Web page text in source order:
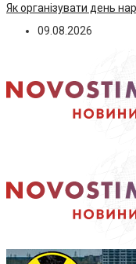
Як організувати день
09.08.2026